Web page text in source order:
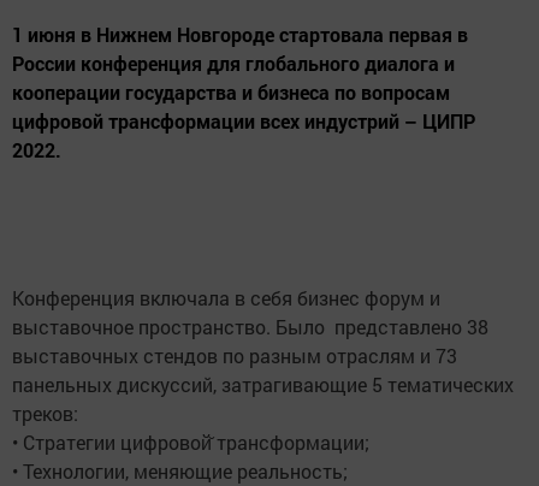
1 июня в Нижнем Новгороде стартовала первая в
России конференция для глобального диалога и
кооперации государства и бизнеса по вопросам
цифровой трансформации всех индустрий – ЦИПР
2022.
Конференция включала в себя бизнес форум и
выставочное пространство. Было представлено 38
выставочных стендов по разным отраслям и 73
панельных дискуссий, затрагивающие 5 тематических
треков:
• Стратегии цифровой̆ трансформации;
• Технологии, меняющие реальность;